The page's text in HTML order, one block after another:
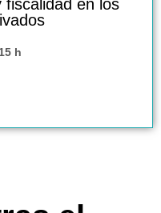
fiscalidad en los
15 h